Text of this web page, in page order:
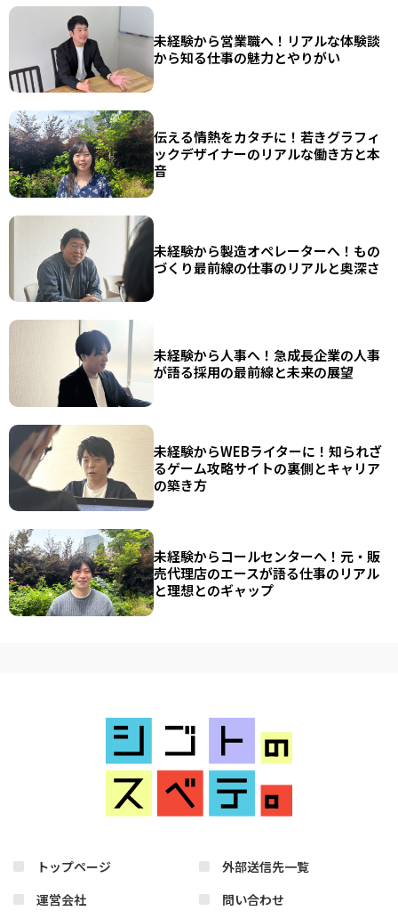
未経験から営業職へ！リアルな体験談
から知る仕事の魅力とやりがい
伝える情熱をカタチに！若きグラフィ
ックデザイナーのリアルな働き方と本
音
未経験から製造オペレーターへ！もの
づくり最前線の仕事のリアルと奥深さ
未経験から人事へ！急成長企業の人事
が語る採用の最前線と未来の展望
未経験からWEBライターに！知られざ
るゲーム攻略サイトの裏側とキャリア
の築き方
未経験からコールセンターへ！元・販
売代理店のエースが語る仕事のリアル
と理想とのギャップ
トップページ
運営会社
外部送信先一覧
問い合わせ